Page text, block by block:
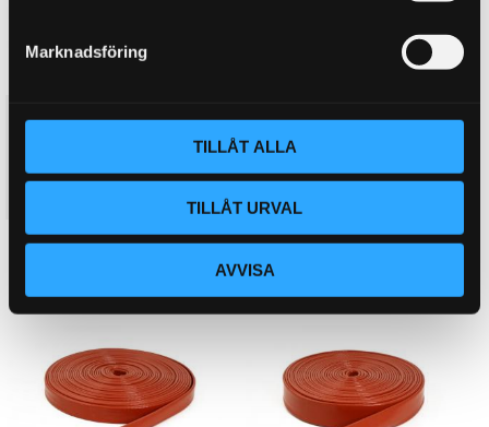
Marknadsföring
TILLÅT ALLA
TILLÅT URVAL
AVVISA
Värmeskyddslang silikon
48
Värmeskyddslang silikon
Add to favorites